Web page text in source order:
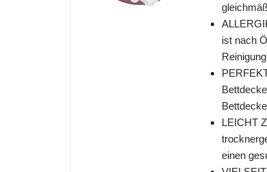
ist nach
LEICHT
einen